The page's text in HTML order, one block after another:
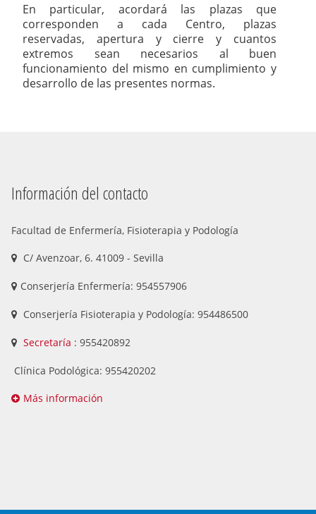
En particular, acordará las plazas que
corresponden a cada Centro, plazas
reservadas, apertura y cierre y cuantos
extremos sean necesarios al buen
funcionamiento del mismo en cumplimiento y
desarrollo de las presentes normas.
Información del contacto
Facultad de Enfermería, Fisioterapia y Podología
C/ Avenzoar, 6. 41009 - Sevilla
Conserjería Enfermería: 954557906
Conserjería Fisioterapia y Podología: 954486500
Secretaría : 955420892
Clínica Podológica: 955420202
Más información